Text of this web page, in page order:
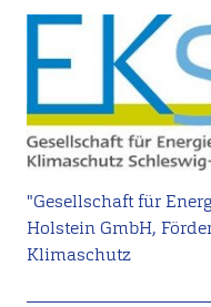
"Gesellschaft für
Holstein GmbH,
Klimaschutz